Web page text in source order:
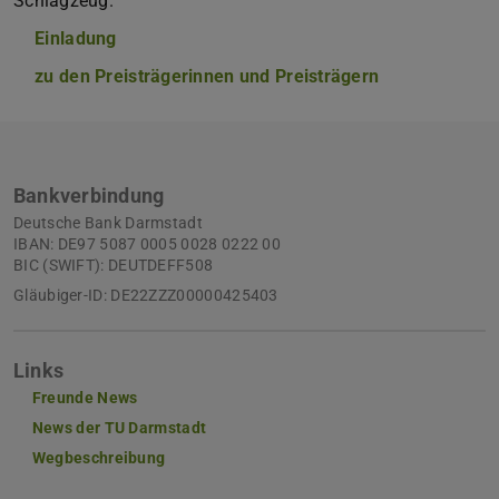
Einladung
zu den Preisträgerinnen und Preisträgern
Bankverbindung
Deutsche Bank Darmstadt
IBAN: DE97 5087 0005 0028 0222 00
BIC (SWIFT): DEUTDEFF508
Gläubiger-ID: DE22ZZZ00000425403
Links
Freunde News
News der TU Darmstadt
Wegbeschreibung